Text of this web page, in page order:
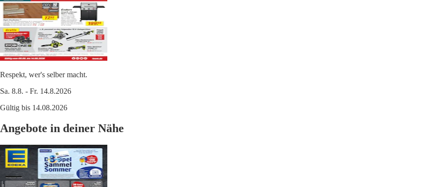
Respekt, wer's selber macht.
Sa. 8.8. - Fr. 14.8.2026
Gültig bis 14.08.2026
Angebote in deiner Nähe